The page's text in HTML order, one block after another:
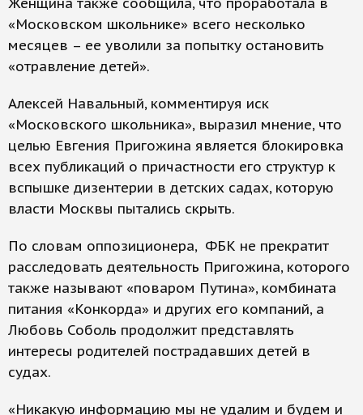
Женщина также сообщила, что проработала в
«Московском школьнике» всего несколько
месяцев – ее уволили за попытку остановить
«отравление детей».
Алексей Навальный, комментируя иск
«Московского школьника», выразил мнение, что
целью Евгения Пригожина является блокировка
всех публикаций о причастности его структур к
вспышке дизентерии в детских садах, которую
власти Москвы пытались скрыть.
По словам оппозиционера, ФБК не прекратит
расследовать деятельность Пригожина, которого
также называют «поваром Путина», комбината
питания «Конкорда» и других его компаний, а
Любовь Соболь продолжит представлять
интересы родителей пострадавших детей в
судах.
«Никакую информацию мы не удалим и будем и